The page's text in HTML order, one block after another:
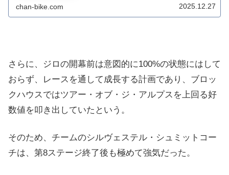
籍してくるために自分のために走ることができるん...
chan-bike.com 2025.12.27
さらに、ジロの開幕前は意図的に100%の状態にはして
おらず、レースを通して成長する計画であり、ブロッ
クハウスではツアー・オブ・ジ・アルプスを上回る好
数値を叩き出していたという。
そのため、チームのシルヴェステル・シュミットコー
チは、第8ステージ終了後も極めて強気だった。